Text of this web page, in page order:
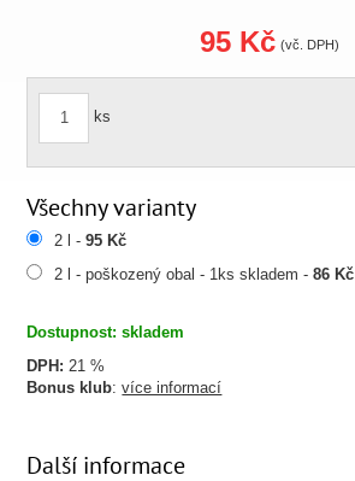
Dostupnost: skladem
DPH: 21 %
Bonus klub:více informací
95 Kč (vč. DPH)
ks
Všechny varianty
2 l -95 Kč
2 l - poškozený obal - 1ks skladem -86 Kč
Další informace